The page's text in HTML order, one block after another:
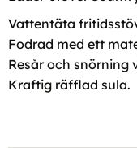
Vattentäta
Fodrad med ett
Resår och snörning
Kraftig räfflad sula.